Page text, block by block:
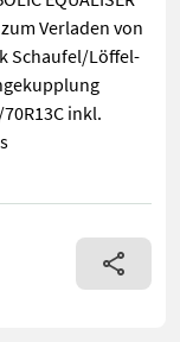
Verladen von
Schaufel/Löffel-
inkl.